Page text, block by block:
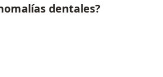
dentales?